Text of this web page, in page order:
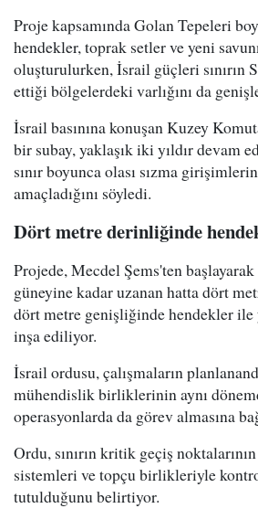
Proje kapsamında Golan Tepeleri
hendekler, toprak setler ve yeni
oluşturulurken, İsrail güçleri sınırın
ettiği bölgelerdeki varlığını da
İsrail basınına konuşan Kuzey
bir subay, yaklaşık iki yıldır devam
sınır boyunca olası sızma
amaçladığını söyledi.
Dört metre derinliğinde
Projede, Mecdel Şems'ten
güneyine kadar uzanan hatta dört
dört metre genişliğinde hendekler
inşa ediliyor.
İsrail ordusu, çalışmaların
mühendislik birliklerinin aynı
operasyonlarda da görev almasına
Ordu, sınırın kritik geçiş
sistemleri ve topçu birlikleriyle
tutulduğunu belirtiyor.